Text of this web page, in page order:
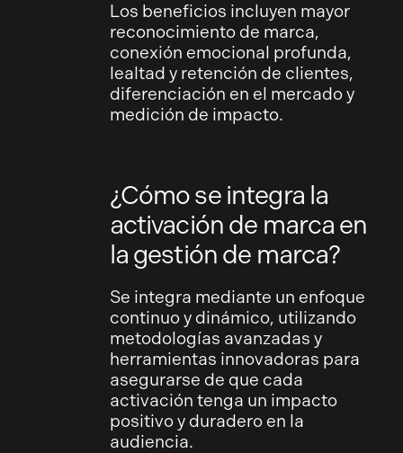
Los beneficios incluyen mayor
reconocimiento de marca,
conexión emocional profunda,
lealtad y retención de clientes,
diferenciación en el mercado y
medición de impacto.
¿Cómo se integra la
activación de marca en
la gestión de marca?
Se integra mediante un enfoque
continuo y dinámico, utilizando
metodologías avanzadas y
herramientas innovadoras para
asegurarse de que cada
activación tenga un impacto
positivo y duradero en la
audiencia.